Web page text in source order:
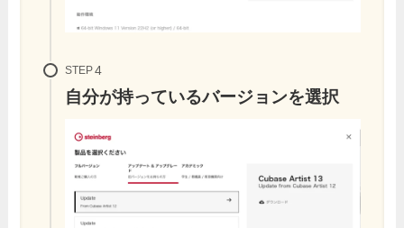
STEP
自分が持っているバージョンを選択